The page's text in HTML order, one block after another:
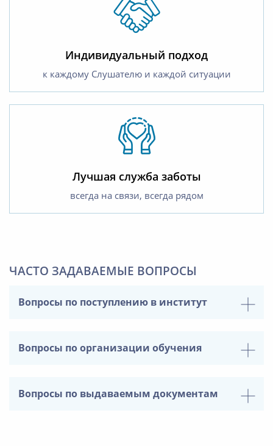
Индивидуальный подход
к каждому Слушателю и каждой ситуации
Лучшая служба заботы
всегда на связи, всегда рядом
ЧАСТО ЗАДАВАЕМЫЕ ВОПРОСЫ
Вопросы по поступлению в институт
Вопросы по организации обучения
Вопросы по выдаваемым документам